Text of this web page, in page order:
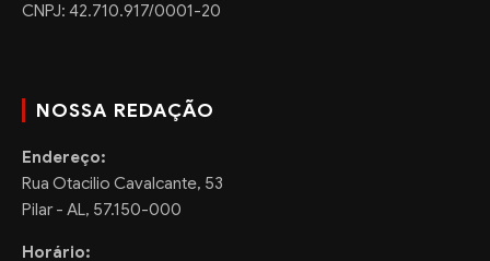
CNPJ: 42.710.917/0001-20
NOSSA REDAÇÃO
Endereço:
Rua Otacilio Cavalcante, 53
Pilar - AL, 57.150-000
Horário: